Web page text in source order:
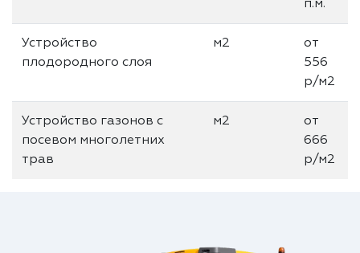
п.м.
Устройство
плодородного слоя
м2
от
556
р/м2
Устройство газонов с
посевом многолетних
трав
м2
от
666
р/м2